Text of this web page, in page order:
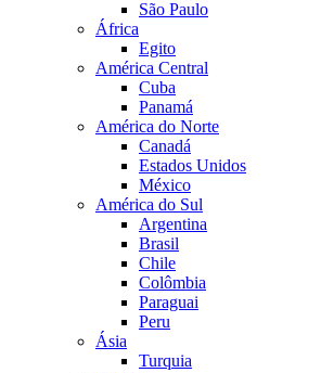
São Paulo
África
Egito
América Central
Cuba
Panamá
América do Norte
Canadá
Estados Unidos
México
América do Sul
Argentina
Brasil
Chile
Colômbia
Paraguai
Peru
Ásia
Turquia